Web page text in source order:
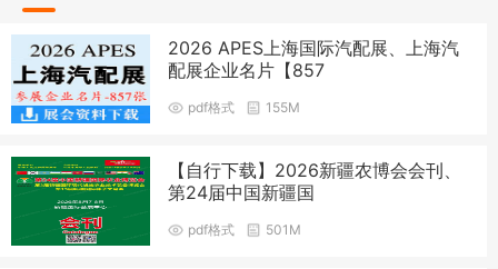
2026 APES上海国际汽配展、上海汽
配展企业名片【857
pdf格式 155M
【自行下载】2026新疆农博会会刊、
第24届中国新疆国
pdf格式 501M